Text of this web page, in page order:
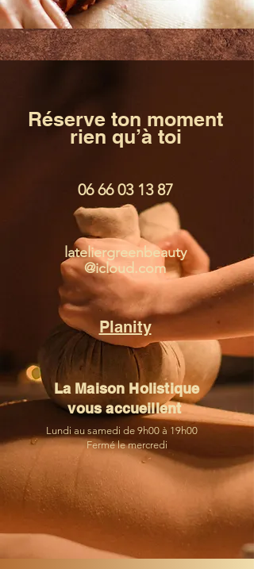
Réserve ton moment
rien qu’à toi
06 66 03 13 87
lateliergreenbeauty
@icloud.com
Planity
La Maison Holistique
vous accueillent
Lundi au samedi de 9h00 à 19h00
Fermé le mercredi